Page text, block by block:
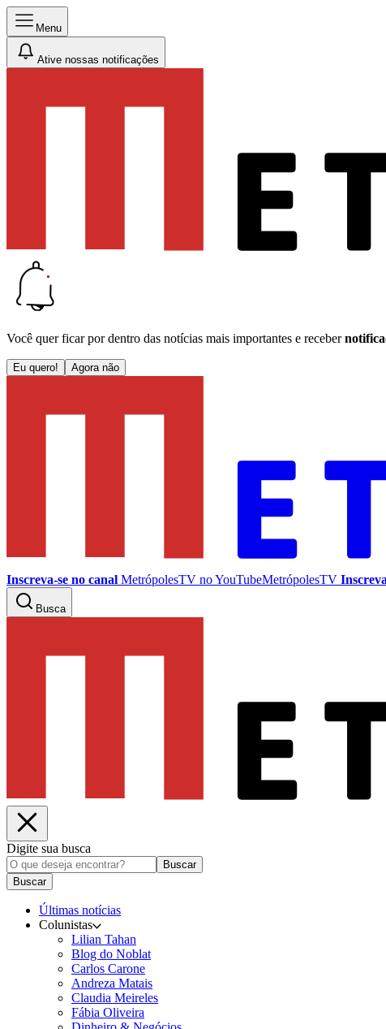
Menu
Ative nossas notificações
Você quer ficar por dentro das notícias mais importantes e receber
Eu quero! Agora não
Inscreva-se no canal MetrópolesTV noYouTubeMetrópolesTV
Busca
Digite sua busca
Buscar
Buscar
Últimas notícias
Colunistas
Lilian Tahan
Blog do Noblat
Carlos Carone
Andreza Matais
Claudia Meireles
Fábia Oliveira